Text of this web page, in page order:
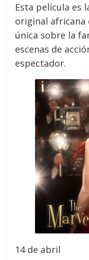
Esta película es
original africana
única sobre la
escenas de
espectador.
14 de abril